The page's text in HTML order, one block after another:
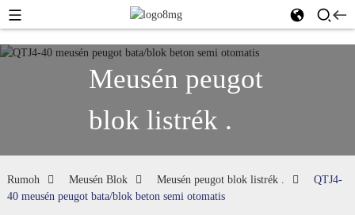
Meusén peugot
blok listrék .
Rumoh Meusén Blok Meusén peugot blok listrék .
QTJ4-
40 meusén peugot bata/blok beton semi otomatis